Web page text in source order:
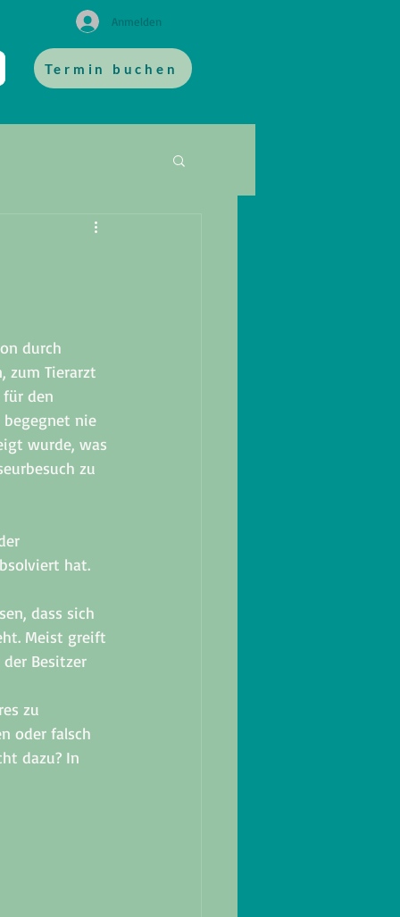
Anmelden
Termin buchen
durch
zum Tierarzt
den
begegnet nie
wurde, was
zu
hat.
dass sich
Meist greift
Besitzer
zu
oder falsch
dazu? In